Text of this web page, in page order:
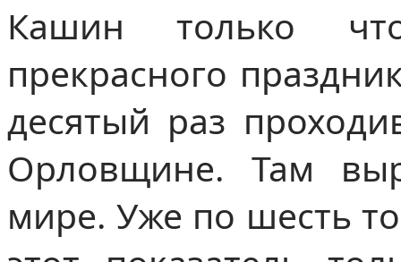
Кашин только
прекрасного
десятый раз
Орловщине. Там
мире. Уже по шесть